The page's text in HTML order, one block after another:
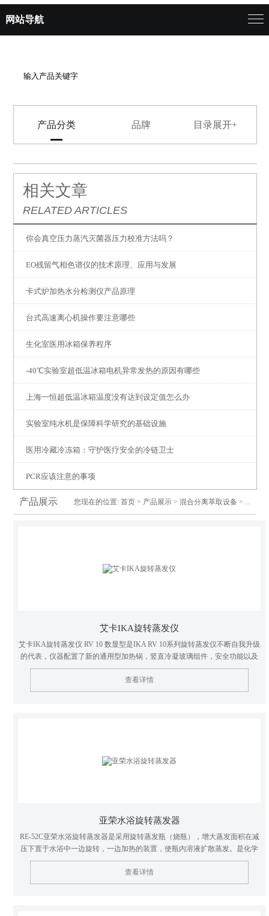
网站导航
产品分类 品牌 目录展开+
相关文章
RELATED ARTICLES
你会真空压力蒸汽灭菌器压力校准方法吗？
EO残留气相色谱仪的技术原理、应用与发展
卡式炉加热水分检测仪产品原理
台式高速离心机操作要注意哪些
生化室医用冰箱保养程序
-40℃实验室超低温冰箱电机异常发热的原因有哪些
上海一恒超低温冰箱温度没有达到设定值怎么办
实验室纯水机是保障科学研究的基础设施
医用冷藏冷冻箱：守护医疗安全的冷链卫士
PCR应该注意的事项
产品展示 您现在的位置:首页 > 产品展示 >混合分离萃取设备 >旋转蒸发仪
艾卡IKA旋转蒸发仪
艾卡IKA旋转蒸发仪 RV 10 数显型是IKA RV 10系列旋转蒸发仪不断自我升级
的代表，仪器配置了新的通用型加热锅，竖直冷凝玻璃组件，安全功能以及
数字连接功能。
查看详情
亚荣水浴旋转蒸发器
RE-52C亚荣水浴旋转蒸发器是采用旋转蒸发瓶（烧瓶），增大蒸发面积在减
压下置于水浴中一边旋转，一边加热的装置，使瓶内溶液扩散蒸发。是化学
工业，医药工业，高等院校和科研实验室等单位用于制造及分析实验赖以浓
缩，干燥，回收等较为理想的*基本仪器。
查看详情